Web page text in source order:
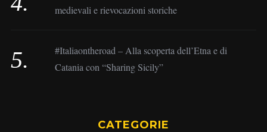
medievali e rievocazioni storiche
#Italiaontheroad – Alla scoperta dell’Etna e di
Catania con “Sharing Sicily”
CATEGORIE